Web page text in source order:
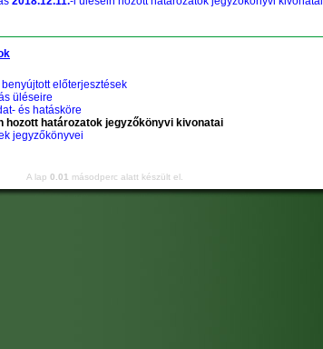
előterjesztések
üléseire
és hatásköre
hozott határozatok jegyzőkönyvi kivonatai
jegyzőkönyvei
A lap 0.01 másodperc alatt készült el.